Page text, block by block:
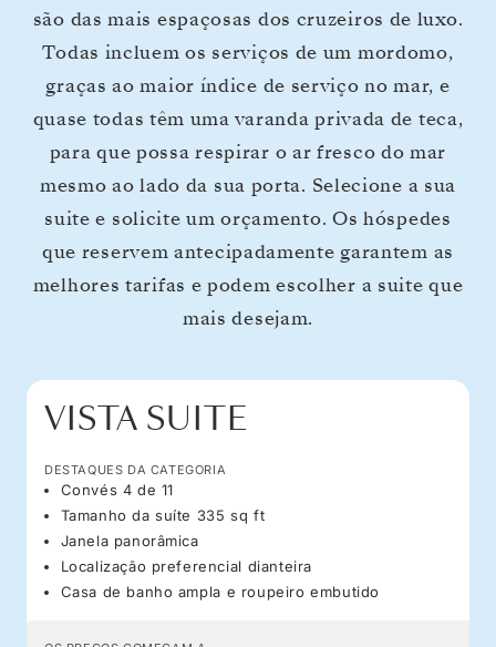
são das mais espaçosas dos cruzeiros de luxo.
Todas incluem os serviços de um mordomo,
graças ao maior índice de serviço no mar, e
quase todas têm uma varanda privada de teca,
para que possa respirar o ar fresco do mar
mesmo ao lado da sua porta. Selecione a sua
suite e solicite um orçamento. Os hóspedes
que reservem antecipadamente garantem as
melhores tarifas e podem escolher a suite que
mais desejam.
VISTA SUITE
DESTAQUES DA CATEGORIA
Convés 4 de 11
Tamanho da suíte 335 sq ft
Janela panorâmica
Localização preferencial dianteira
Casa de banho ampla e roupeiro embutido